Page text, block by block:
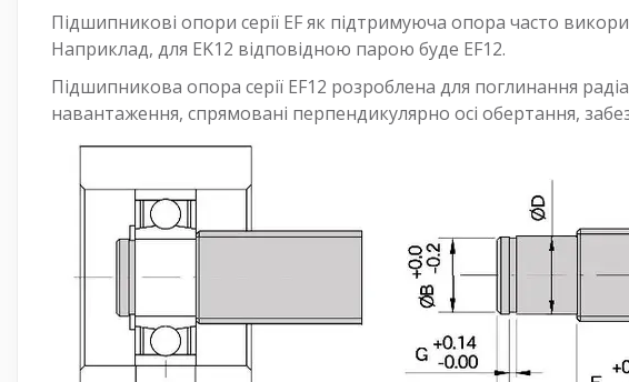
Підшипникові опори серії EF як підтримуюча опора часто
Наприклад, для EK12 відповідною парою буде EF12.
Підшипникова опора серії EF12 розроблена для поглинання
навантаження, спрямовані перпендикулярно осі обертання,